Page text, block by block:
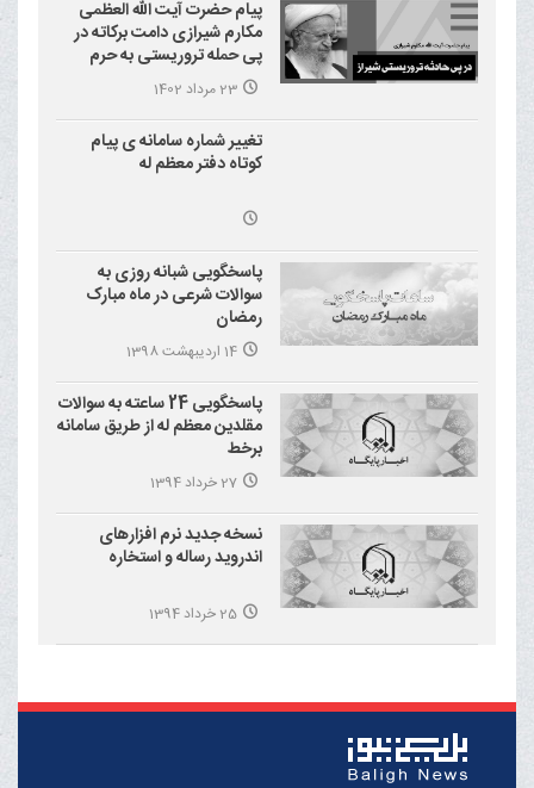
پیام حضرت آیت الله العظمی
مکارم شیرازی دامت برکاته در
پی حمله تروریستی به حرم
احمد بن موسی علیه السلام
(شاهچراغ)
23 مرداد 1402
تغییر شماره سامانه ی پیام
کوتاه دفتر معظم له
پاسخگویی شبانه روزی به
سوالات شرعی در ماه مبارک
رمضان
14 اردیبهشت 1398
پاسخگویی 24 ساعته به سوالات
مقلدین معظم له از طریق سامانه
برخط
27 خرداد 1394
نسخه جدید نرم افزارهای
اندروید رساله و استخاره
25 خرداد 1394